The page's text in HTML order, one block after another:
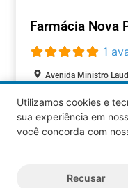
Farmácia Nova
1
Avenida Ministro
SAÚDE
reservados.
Utilizamos cookies e
sua experiência em
você concorda com
Recusar